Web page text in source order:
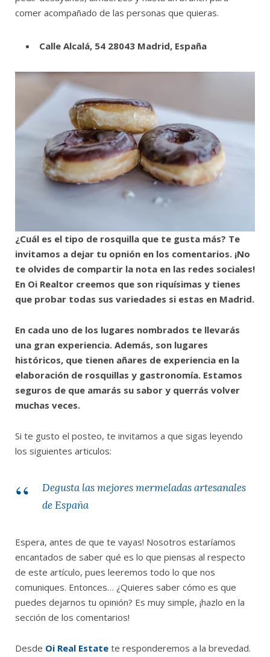
comer acompañado de las personas que quieras.
Calle Alcalá, 54 28043 Madrid, España
¿Cuál es el tipo de rosquilla que te gusta más? Te
invitamos a dejar tu opnión en los comentarios. ¡No
te olvides de compartir la nota en las redes sociales!
En Oi Realtor creemos que son riquísimas y tienes
que probar todas sus variedades si estas en Madrid.
En cada uno de los lugares nombrados te llevarás
una gran experiencia. Además, son lugares
históricos, que tienen añares de experiencia en la
elaboración de rosquillas y gastronomía. Estamos
seguros de que amarás su sabor y querrás volver
muchas veces.
Si te gusto el posteo, te invitamos a que sigas leyendo
los siguientes articulos:
Degusta las mejores mermeladas artesanales
de España
Espera, antes de que te vayas! Nosotros estaríamos
encantados de saber qué es lo que piensas al respecto
de este artículo, pues leeremos todo lo que nos
comuniques. Entonces… ¿Quieres saber cómo es que
puedes dejarnos tu opinión? Es muy simple, ¡hazlo en la
sección de los comentarios!
Desde Oi Real Estate te responderemos a la brevedad.